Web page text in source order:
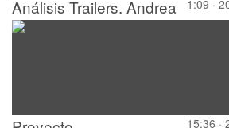
Análisis Trailers. Andrea
Caballer y Adelina
1:09 ·
15:36 ·